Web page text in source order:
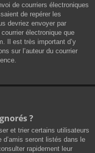
de courriers électroniques
de repérer les
devriez envoyer par
électronique que
Il est très important d’y
sur l’auteur du courrier
?
et trier certains utilisateurs
seront listés dans le
rapidement leur